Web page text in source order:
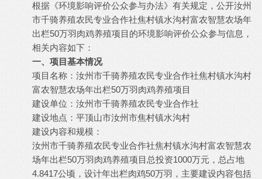
根据《环境影响评价公众参与办法》有关规定，公开汝州
市千骑养殖农民专业合作社焦村镇水沟村富农智慧农场年
出栏50万羽肉鸡养殖项目的环境影响评价公众参与信息，
相关内容如下：
一、项目基本情况
项目名称：汝州市千骑养殖农民专业合作社焦村镇水沟村
富农智慧农场年出栏50万羽肉鸡养殖项目
建设单位：汝州市千骑养殖农民专业合作社
建设地点：平顶山市汝州市焦村镇水沟村
建设内容和规模：
汝州市千骑养殖农民专业合作社焦村镇水沟村富农智慧农
场年出栏50万羽肉鸡养殖项目总投资1000万元，总占地
4.8417公顷，设计年出栏肉鸡50万羽，主要建设内容包括